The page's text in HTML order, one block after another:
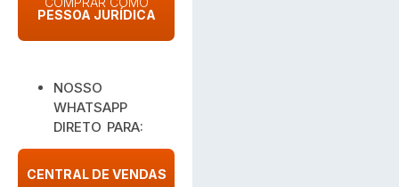
PESSOA JURÍDICA
NOSSO
WHATSAPP
DIRETO PARA:
CENTRAL DE VENDAS